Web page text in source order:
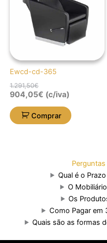
Ewcd-cd-365
1.291,50€
904,05€ (c/iva)
Comprar
Qual é o
O
Os
Como Pagar em
Quais são as formas